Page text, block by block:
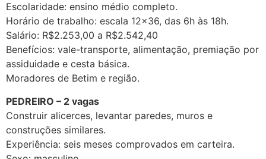
Escolaridade: ensino médio completo.
Horário de trabalho: escala 12×36, das 6h às 18h.
Salário: R$2.253,00 a R$2.542,40
Benefícios: vale-transporte, alimentação, premiação por
assiduidade e cesta básica.
Moradores de Betim e região.
PEDREIRO – 2 vagas
Construir alicerces, levantar paredes, muros e
construções similares.
Experiência: seis meses comprovados em carteira.